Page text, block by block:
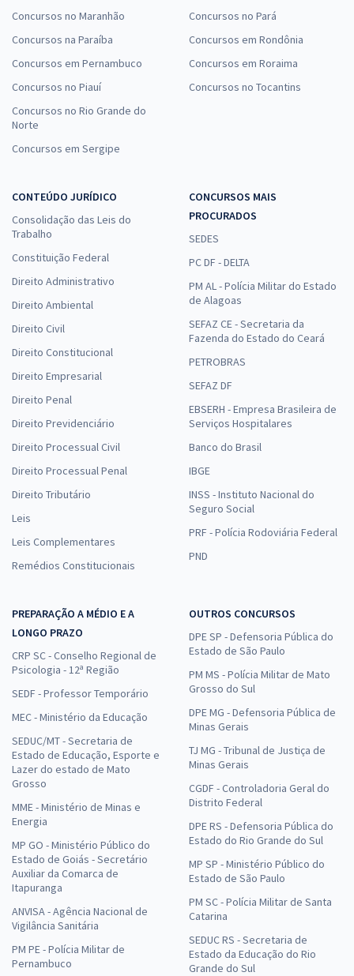
Concursos no Maranhão
Concursos na Paraíba
Concursos em Pernambuco
Concursos no Piauí
Concursos no Rio Grande do
Norte
Concursos em Sergipe
Concursos no Pará
Concursos em Rondônia
Concursos em Roraima
Concursos no Tocantins
CONTEÚDO JURÍDICO
Consolidação das Leis do
Trabalho
Constituição Federal
Direito Administrativo
Direito Ambiental
Direito Civil
Direito Constitucional
Direito Empresarial
Direito Penal
Direito Previdenciário
Direito Processual Civil
Direito Processual Penal
Direito Tributário
Leis
Leis Complementares
Remédios Constitucionais
CONCURSOS MAIS
PROCURADOS
SEDES
PC DF - DELTA
PM AL - Polícia Militar do Estado
de Alagoas
SEFAZ CE - Secretaria da
Fazenda do Estado do Ceará
PETROBRAS
SEFAZ DF
EBSERH - Empresa Brasileira de
Serviços Hospitalares
Banco do Brasil
IBGE
INSS - Instituto Nacional do
Seguro Social
PRF - Polícia Rodoviária Federal
PND
PREPARAÇÃO A MÉDIO E A
LONGO PRAZO
CRP SC - Conselho Regional de
Psicologia - 12ª Região
SEDF - Professor Temporário
MEC - Ministério da Educação
SEDUC/MT - Secretaria de
Estado de Educação, Esporte e
Lazer do estado de Mato
Grosso
MME - Ministério de Minas e
Energia
MP GO - Ministério Público do
Estado de Goiás - Secretário
Auxiliar da Comarca de
Itapuranga
ANVISA - Agência Nacional de
Vigilância Sanitária
PM PE - Polícia Militar de
Pernambuco
OUTROS CONCURSOS
DPE SP - Defensoria Pública do
Estado de São Paulo
PM MS - Polícia Militar de Mato
Grosso do Sul
DPE MG - Defensoria Pública de
Minas Gerais
TJ MG - Tribunal de Justiça de
Minas Gerais
CGDF - Controladoria Geral do
Distrito Federal
DPE RS - Defensoria Pública do
Estado do Rio Grande do Sul
MP SP - Ministério Público do
Estado de São Paulo
PM SC - Polícia Militar de Santa
Catarina
SEDUC RS - Secretaria de
Estado da Educação do Rio
Grande do Sul